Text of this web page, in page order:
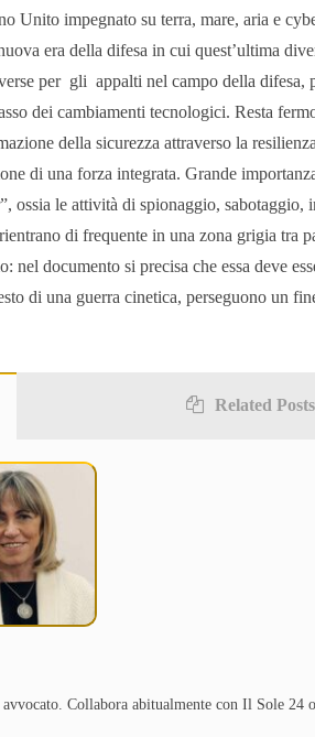
Unito impegnato su terra, mare, aria e
era della difesa in cui quest’ultima
per gli appalti nel campo della difesa,
dei cambiamenti tecnologici. Resta
della sicurezza attraverso la
di una forza integrata. Grande
ossia le attività di spionaggio, sabotaggio,
di frequente in una zona grigia tra
documento si precisa che essa deve
di una guerra cinetica, perseguono un
Related Posts
Collabora abitualmente con Il Sole 24